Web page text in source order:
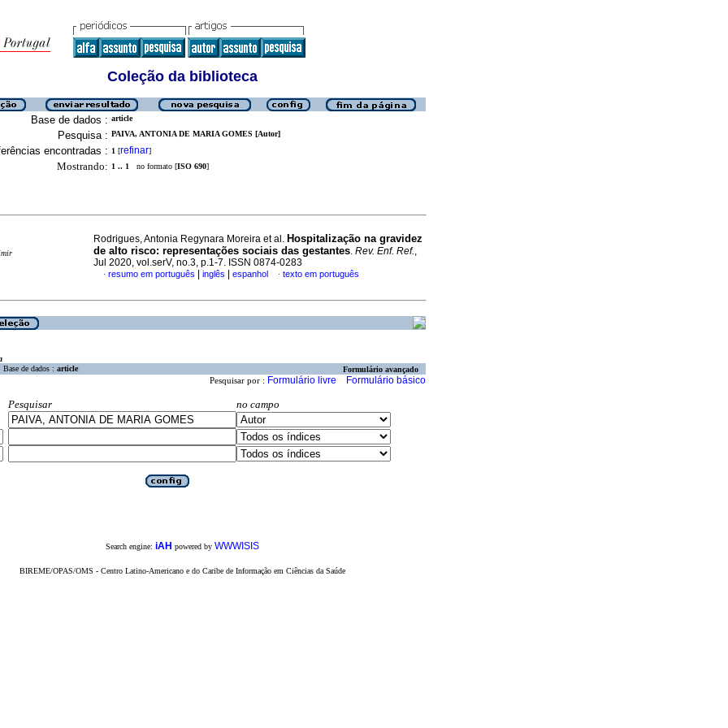
Coleção da biblioteca
Base de dados : article
Pesquisa : PAIVA, ANTONIA DE MARIA GOMES [Autor]
encontradas : 1 [refinar]
Mostrando: 1 .. 1 no formato [ISO 690]
Rodrigues, Antonia Regynara Moreira et al. Hospitalização na gravidez
de alto risco: representações sociais das gestantes. Rev. Enf. Ref.,
Jul 2020, vol.serV, no.3, p.1-7. ISSN 0874-0283
· resumo em português inglês espanhol · texto em português
Base de dados : article Formulário avançado
Pesquisar por : Formulário livre Formulário básico
Pesquisar
no campo
Search engine: iAH powered by WWWISIS
BIREME/OPAS/OMS - Centro Latino-Americano e do Caribe de Informação em Ciências da Saúde